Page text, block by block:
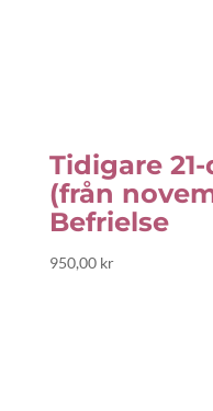
Tidigare
(från
Befrielse
950,00 kr